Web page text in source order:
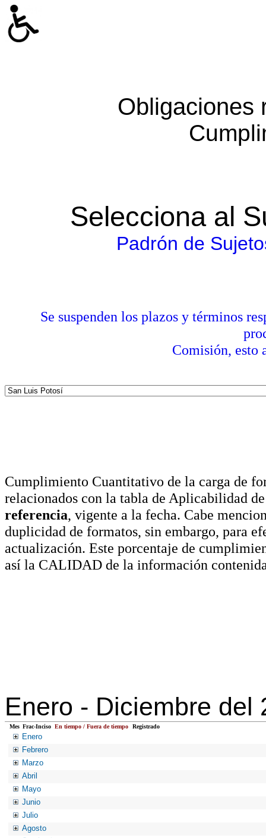
Obligaciones
Selecciona al
Padrón de
Se suspenden los plazos y términos
Comisión, esto
Cumplimiento Cuantitativo de la carga de
relacionados con la tabla de Aplicabilidad
referencia, vigente a la fecha. Cabe
duplicidad de formatos, sin embargo, para
actualización. Este porcentaje de
así la CALIDAD de la información
Enero - Diciembre del
Mes Frac-Inciso En tiempo / Fuera de tiempo Registrado
Enero
Febrero
Marzo
Abril
Mayo
Junio
Julio
Agosto